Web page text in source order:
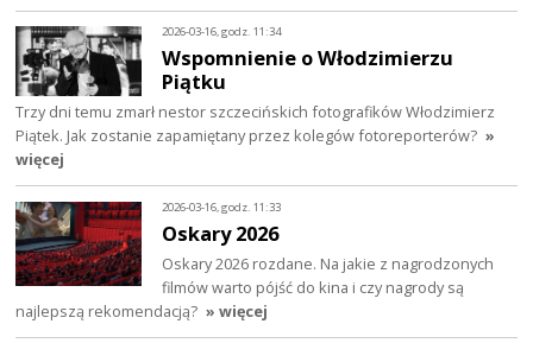
2026-03-16, godz. 11:34
Wspomnienie o Włodzimierzu
Piątku
Trzy dni temu zmarł nestor szczecińskich fotografików Włodzimierz
Piątek. Jak zostanie zapamiętany przez kolegów fotoreporterów? »
więcej
2026-03-16, godz. 11:33
Oskary 2026
Oskary 2026 rozdane. Na jakie z nagrodzonych
filmów warto pójść do kina i czy nagrody są
najlepszą rekomendacją? » więcej